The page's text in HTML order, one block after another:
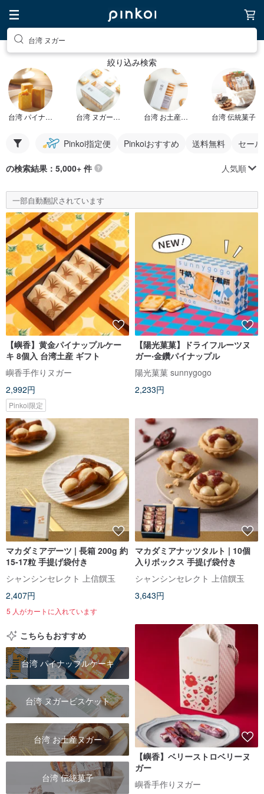
台湾 ヌガー
絞り込み検索
台湾 パイナップルケーキ 台湾 ヌガービスケット 台湾 お土産ヌガー 台湾 伝統菓子
Pinkoi指定便 Pinkoiおすすめ 送料無料 セー
の検索結果：5,000+ 件 人気順
一部自動翻訳されています
【嶼香】黄金パイナップルケー
キ 8個入 台湾土産 ギフト
嶼香手作りヌガー
2,992円
Pinkoi限定
【陽光菓菓】ドライフルーツヌ
ガー‧金鑽パイナップル
陽光菓菓 sunnygogo
2,233円
マカダミアデーツ | 長箱 200g 約
15-17粒 手提げ袋付き
シャンシンセレクト 上信饌玉
2,407円
5 人がカートに入れています
マカダミアナッツタルト | 10個
入りボックス 手提げ袋付き
シャンシンセレクト 上信饌玉
3,643円
こちらもおすすめ
台湾 パイナップルケーキ
台湾 ヌガービスケット
台湾 お土産ヌガー
台湾 伝統菓子
【嶼香】ベリーストロベリーヌ
ガー
嶼香手作りヌガー